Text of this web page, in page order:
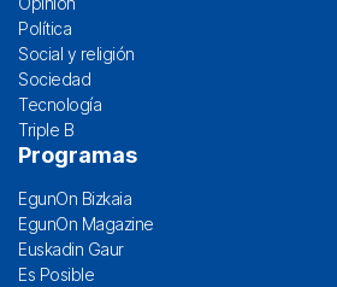
Política
Social y religión
Sociedad
Tecnología
Triple B
Programas
EgunOn Bizkaia
EgunOn Magazine
Euskadin Gaur
Es Posible